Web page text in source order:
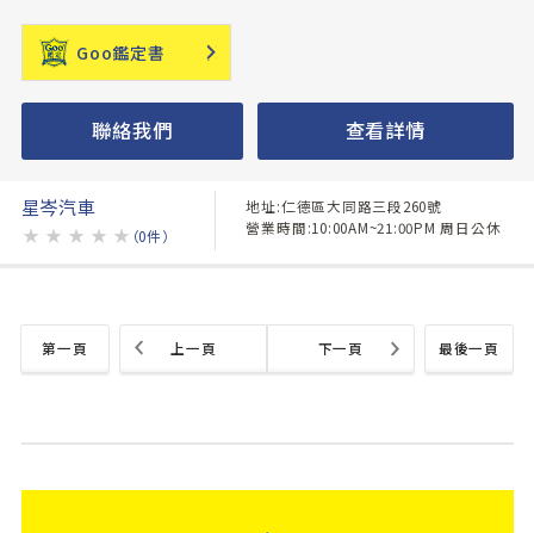
Goo鑑定書
聯絡我們 查看詳情
星岑汽車
★ ★ ★ ★ ★ （0件）
地址:仁德區大同路三段260號
營業時間:10:00AM~21:00PM 周日公休
第一頁 最後一頁
上一頁 下一頁